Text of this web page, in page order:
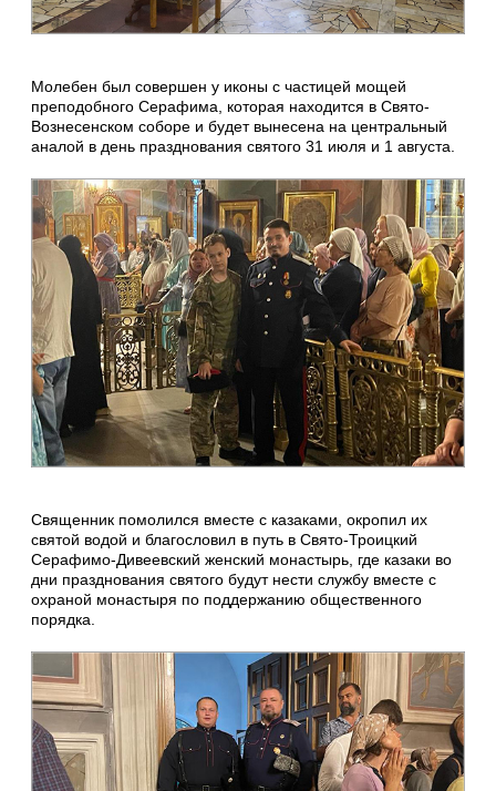
Молебен был совершен у иконы с частицей мощей
преподобного Серафима, которая находится в Свято-
Вознесенском соборе и будет вынесена на центральный
аналой в день празднования святого 31 июля и 1 августа.
Священник помолился вместе с казаками, окропил их
святой водой и благословил в путь в Свято-Троицкий
Серафимо-Дивеевский женский монастырь, где казаки во
дни празднования святого будут нести службу вместе с
охраной монастыря по поддержанию общественного
порядка.